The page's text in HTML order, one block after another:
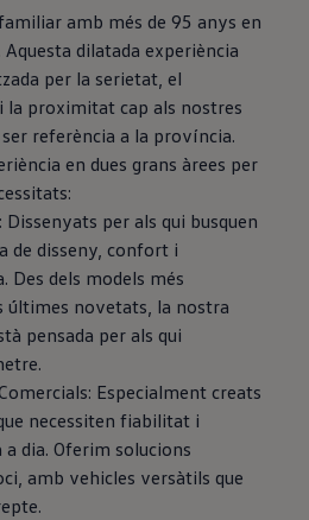
amb més de 95 anys en
dilatada experiència
per la serietat, el
la proximitat cap als nostres
referència a la província.
en dues grans àrees per
per als qui busquen
de disseny, confort i
Des dels models més
últimes novetats, la nostra
pensada per als qui
Especialment creats
necessiten fiabilitat i
dia. Oferim solucions
amb vehicles versàtils que